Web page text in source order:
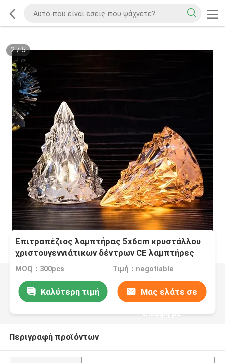
2/5
Επιτραπέζιος λαμπτήρας 5x6cm κρυστάλλου
χριστουγεννιάτικων δέντρων CE λαμπτήρες
πλευρών κρυστάλλου κεριών
MOQ：300pcs Τιμή：negotiable
Καλύτερη τιμή Μας ελάτε σε
επαφή με
Περιγραφή προϊόντων